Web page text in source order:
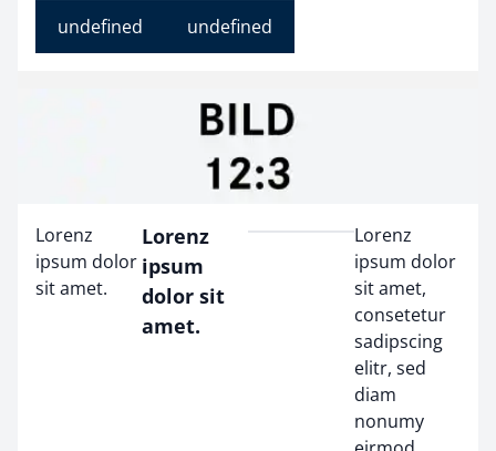
undefined
undefined
Lorenz
ipsum dolor
sit amet.
Lorenz
ipsum
dolor sit
amet.
Lorenz
ipsum dolor
sit amet,
consetetur
sadipscing
elitr, sed
diam
nonumy